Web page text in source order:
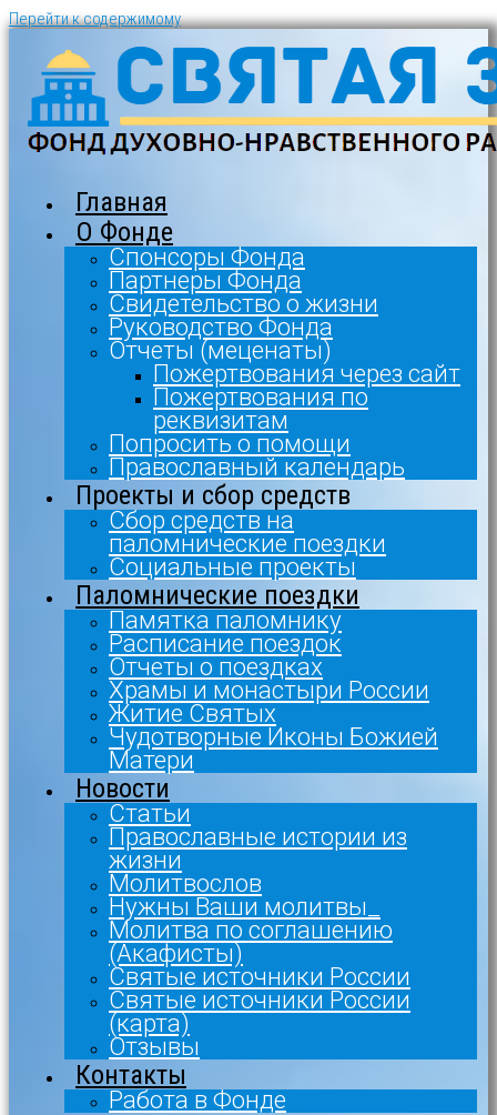
Перейти к содержимому
Главная
О Фонде
Спонсоры Фонда
Партнеры Фонда
Свидетельство о жизни
Руководство Фонда
Отчеты (меценаты)
Пожертвования через сайт
Пожертвования по
реквизитам
Попросить о помощи
Православный календарь
Проекты и сбор средств
Сбор средств на
паломнические поездки
Социальные проекты
Паломнические поездки
Памятка паломнику
Расписание поездок
Отчеты о поездках
Храмы и монастыри России
Житие Святых
Чудотворные Иконы Божией
Матери
Новости
Статьи
Православные истории из
жизни
Молитвослов
Нужны Ваши молитвы_
Молитва по соглашению
(Акафисты)
Святые источники России
Святые источники России
(карта)
Отзывы
Контакты
Работа в Фонде